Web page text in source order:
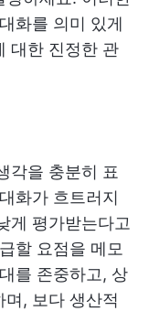
화를 의미 있게
대한 진정한 관
각을 충분히 표
화가 흐트러지
게 평가받는다고
할 요점을 메모
를 존중하고, 상
, 보다 생산적